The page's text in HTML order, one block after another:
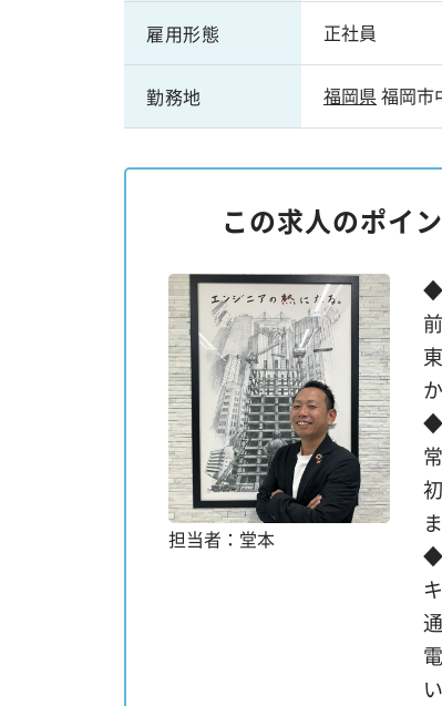
雇用形態 正社員
勤務地 福岡県 福岡市
この求人のポイ
◆
◆
◆
担当者：堂本